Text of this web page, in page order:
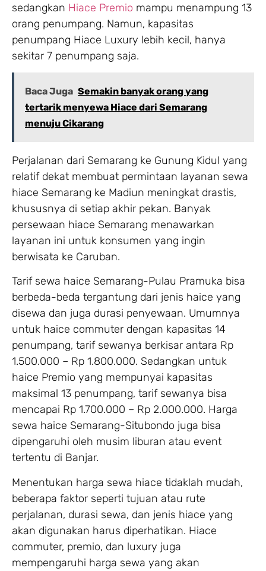
sedangkan Hiace Premio mampu menampung 13
orang penumpang. Namun, kapasitas
penumpang Hiace Luxury lebih kecil, hanya
sekitar 7 penumpang saja.
Baca Juga Semakin banyak orang yang
tertarik menyewa Hiace dari Semarang
menuju Cikarang
Perjalanan dari Semarang ke Gunung Kidul yang
relatif dekat membuat permintaan layanan sewa
hiace Semarang ke Madiun meningkat drastis,
khususnya di setiap akhir pekan. Banyak
persewaan hiace Semarang menawarkan
layanan ini untuk konsumen yang ingin
berwisata ke Caruban.
Tarif sewa haice Semarang-Pulau Pramuka bisa
berbeda-beda tergantung dari jenis haice yang
disewa dan juga durasi penyewaan. Umumnya
untuk haice commuter dengan kapasitas 14
penumpang, tarif sewanya berkisar antara Rp
1.500.000 – Rp 1.800.000. Sedangkan untuk
haice Premio yang mempunyai kapasitas
maksimal 13 penumpang, tarif sewanya bisa
mencapai Rp 1.700.000 – Rp 2.000.000. Harga
sewa haice Semarang-Situbondo juga bisa
dipengaruhi oleh musim liburan atau event
tertentu di Banjar.
Menentukan harga sewa hiace tidaklah mudah,
beberapa faktor seperti tujuan atau rute
perjalanan, durasi sewa, dan jenis hiace yang
akan digunakan harus diperhatikan. Hiace
commuter, premio, dan luxury juga
mempengaruhi harga sewa yang akan